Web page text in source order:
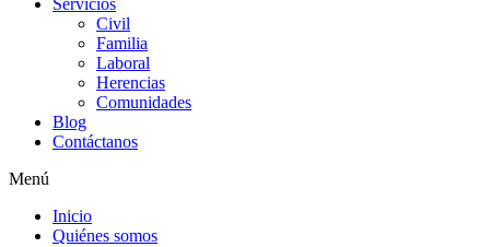
Servicios
Civil
Familia
Laboral
Herencias
Comunidades
Blog
Contáctanos
Menú
Inicio
Quiénes somos